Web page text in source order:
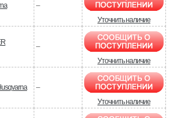
–
Уточнить наличие
–
Уточнить наличие
–
Уточнить наличие